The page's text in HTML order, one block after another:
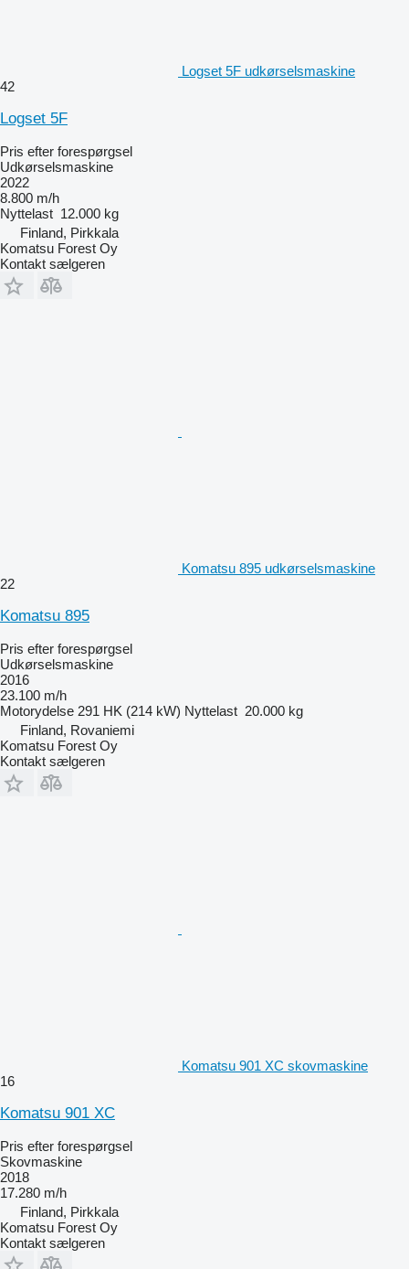
Logset 5F udkørselsmaskine
42
Logset 5F
Pris efter forespørgsel
Udkørselsmaskine
2022
8.800 m/h
Nyttelast 12.000 kg
Finland, Pirkkala
Komatsu Forest Oy
Kontakt sælgeren
Komatsu 895 udkørselsmaskine
22
Komatsu 895
Pris efter forespørgsel
Udkørselsmaskine
2016
23.100 m/h
Motorydelse 291 HK (214 kW) Nyttelast 20.000 kg
Finland, Rovaniemi
Komatsu Forest Oy
Kontakt sælgeren
Komatsu 901 XC skovmaskine
16
Komatsu 901 XC
Pris efter forespørgsel
Skovmaskine
2018
17.280 m/h
Finland, Pirkkala
Komatsu Forest Oy
Kontakt sælgeren